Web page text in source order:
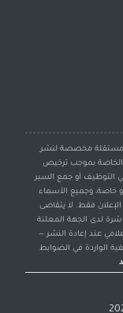
مستقلة مخصصة لنشر
والخاصة بموجب ترخيص
التوظيف أو جمع السير
خاصة، وجميع الأسماء
فقط. لا يتقاضى
لدى الجهة المعلنة
عند إعادة النشر —
الواردة في الضوابط